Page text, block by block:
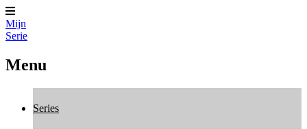
Mijn
Serie
Menu
Series